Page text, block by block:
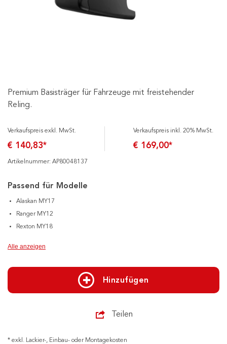
Premium Basisträger für Fahrzeuge mit freistehender
Reling.
Verkaufspreis exkl. MwSt.
€ 140,83*
Verkaufspreis inkl. 20% MwSt.
€ 169,00*
Artikelnummer: AP80048137
Passend für Modelle
Alaskan MY17
Ranger MY12
Rexton MY18
Alle anzeigen
Hinzufügen
Teilen
* exkl. Lackier-, Einbau- oder Montagekosten